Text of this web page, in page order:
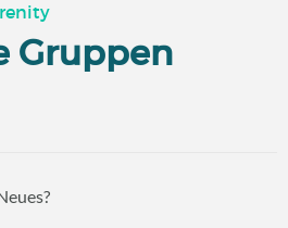
Gruppen